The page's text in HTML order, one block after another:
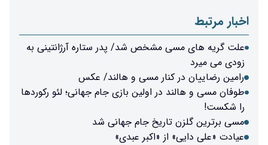
اخبار مرتبط
علت گریه های مسی مشخص شد/ پدر ستاره آرژانتینی به
زودی می میرد
رامین رضاییان در کنار مسی و هالند/ عکس
طوفان مسی و هالند در اولین بازی جام جهانی؛ لئو رکوردها
را شکست!
مسی برترین گلزن تاریخ جام جهانی شد
عیادت «علی دایی» از «اکبر عبدی»